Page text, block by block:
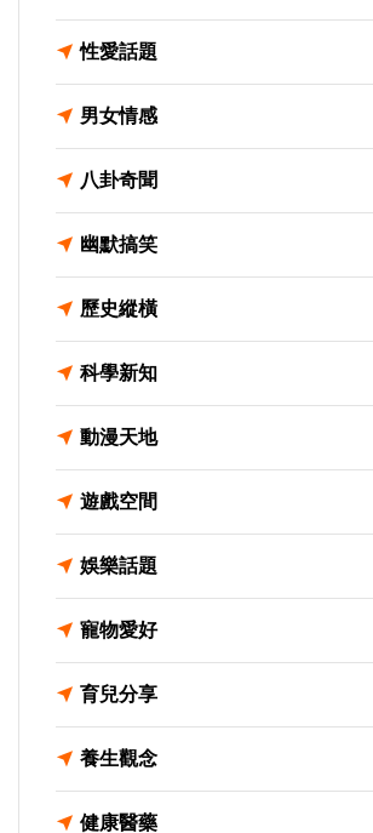
性愛話題
男女情感
八卦奇聞
幽默搞笑
歷史縱橫
科學新知
動漫天地
遊戲空間
娛樂話題
寵物愛好
育兒分享
養生觀念
健康醫藥